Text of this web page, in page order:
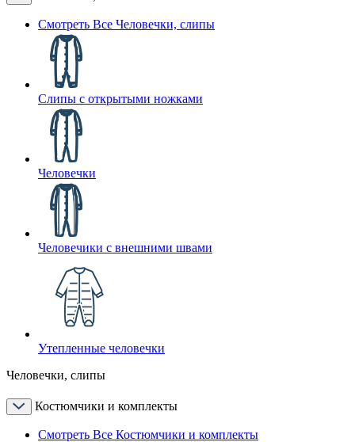
Смотреть Все Человечки, слипы
Слипы с открытыми ножками
Человечки
Человечики с внешними швами
Утепленные человечки
Человечки, слипы
Костюмчики и комплекты
Смотреть Все Костюмчики и комплекты